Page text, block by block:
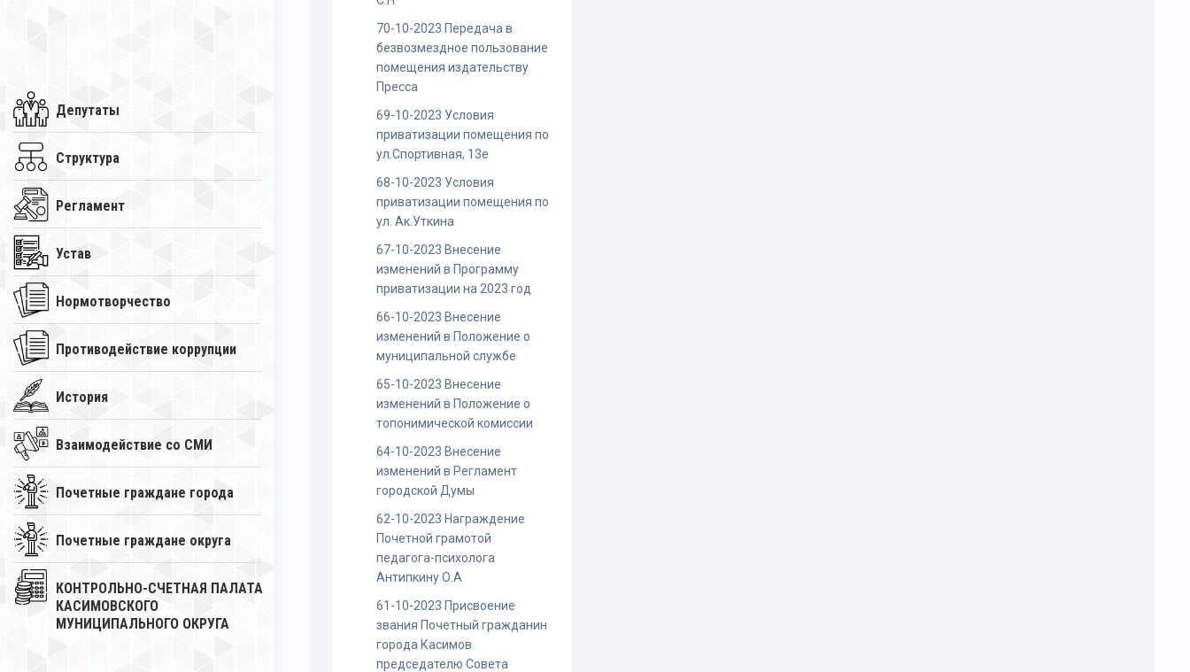
Депутаты
Структура
Регламент
Устав
Нормотворчество
Противодействие коррупции
История
Взаимодействие со СМИ
Почетные граждане города
Почетные граждане округа
КОНТРОЛЬНО-СЧЕТНАЯ ПАЛАТА
КАСИМОВСКОГО
МУНИЦИПАЛЬНОГО ОКРУГА
70-10-2023 Передача в
безвозмездное пользование
помещения издательству
Пресса
69-10-2023 Условия
приватизации помещения по
ул.Спортивная, 13е
68-10-2023 Условия
приватизации помещения по
ул. Ак.Уткина
67-10-2023 Внесение
изменений в Программу
приватизации на 2023 год
66-10-2023 Внесение
изменений в Положение о
муниципальной службе
65-10-2023 Внесение
изменений в Положение о
топонимической комиссии
64-10-2023 Внесение
изменений в Регламент
городской Думы
62-10-2023 Награждение
Почетной грамотой
педагога-психолога
Антипкину О.А
61-10-2023 Присвоение
звания Почетный гражданин
города Касимов
председателю Совета